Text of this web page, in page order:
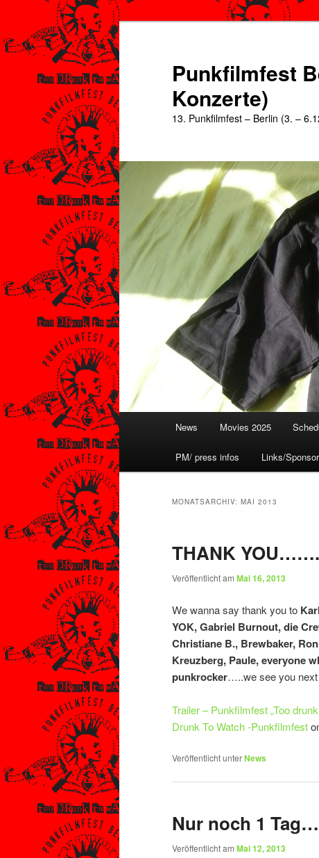
primären
springen
sekundären
springen
Punkfilmfest
Konzerte)
13. Punkfilmfest – Berlin (3. –
News Movies 2025
PM/ press infos Links/
MONATSARCHIV: MAI 2013
THANK YOU…….
Veröffentlicht am Mai 16, 2013
We wanna say thank you to
YOK, Gabriel Burnout, die
Christiane B., Brewbaker,
Kreuzberg, Paule, everyone
punkrocker…..we see you next
Trailer – Punkfilmfest „Too
Drunk To Watch -Punkfilmfest
Veröffentlicht unterNews
Nur noch 1
Veröffentlicht am Mai 12, 2013